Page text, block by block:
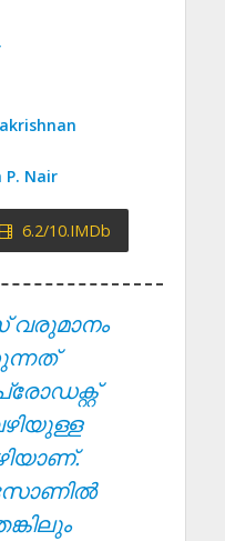
P. Nair
6.2/10.IMDb
വരുമാനം